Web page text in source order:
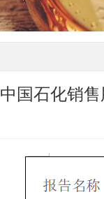
中国石化销